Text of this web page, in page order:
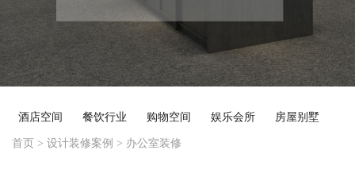
酒店空间 餐饮行业 购物空间 娱乐会所 房屋别墅
首页 > 设计装修案例 > 办公室装修